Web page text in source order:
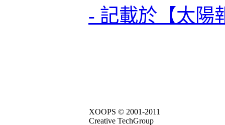
- 記載於【太陽
XOOPS © 2001-2011
Creative TechGroup